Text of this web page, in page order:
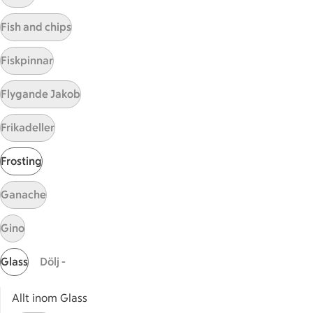
Sidfot
Start
Få snabbt svar
Prenumerera
Fish and chips
Fiskpinnar
Flygande Jakob
Frikadeller
Frosting
Ganache
Gino
Glass Dölj -
Allt inom Glass